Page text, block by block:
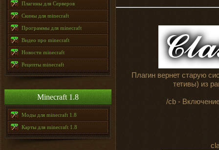
Плагины для Серверов
Скины для minecraft
Программы для minecraft
Видео про minecraft
Новости minecraft
Рецепты minecraft
Minecraft 1.8
Моды для minecraft 1.8
Карты для minecraft 1.8
Плагин вернет старую
тетивы) из
/cb -